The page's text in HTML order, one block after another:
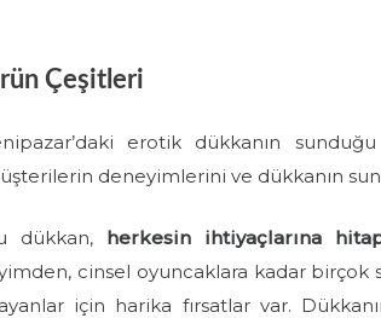
Çeşitleri
erotik dükkanın
deneyimlerini ve dükkanın
dükkan, herkesin ihtiyaçlarına
cinsel oyuncaklara kadar birçok
için harika fırsatlar var.